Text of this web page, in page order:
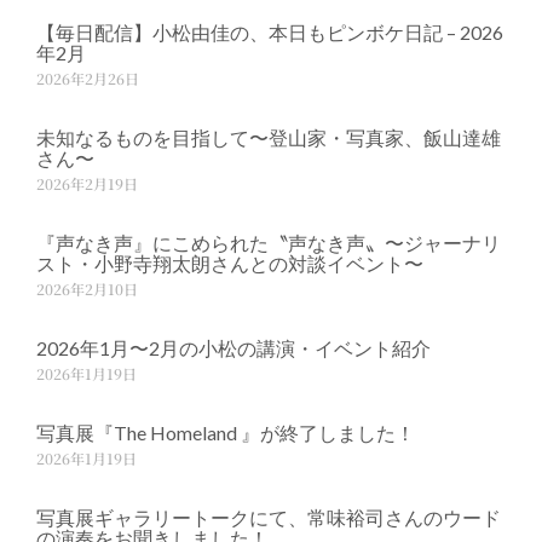
【毎日配信】小松由佳の、本日もピンボケ日記 – 2026
年2月
2026年2月26日
未知なるものを目指して〜登山家・写真家、飯山達雄
さん〜
2026年2月19日
『声なき声』にこめられた〝声なき声〟〜ジャーナリ
スト・小野寺翔太朗さんとの対談イベント〜
2026年2月10日
2026年1月〜2月の小松の講演・イベント紹介
2026年1月19日
写真展『The Homeland 』が終了しました！
2026年1月19日
写真展ギャラリートークにて、常味裕司さんのウード